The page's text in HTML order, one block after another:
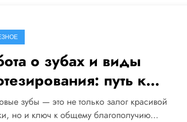
о зубах и виды
путь к
улыбке
зубы — это не только залог красивой
но и ключ к общему благополучию…